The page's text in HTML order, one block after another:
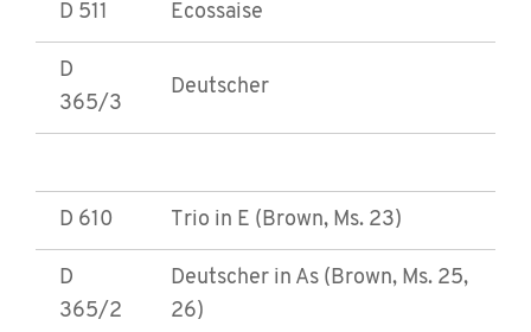
D 511 Ecossaise
D
365/3
Deutscher
D 610 Trio in E (Brown, Ms. 23)
D
365/2
Deutscher in As (Brown, Ms. 25,
26)